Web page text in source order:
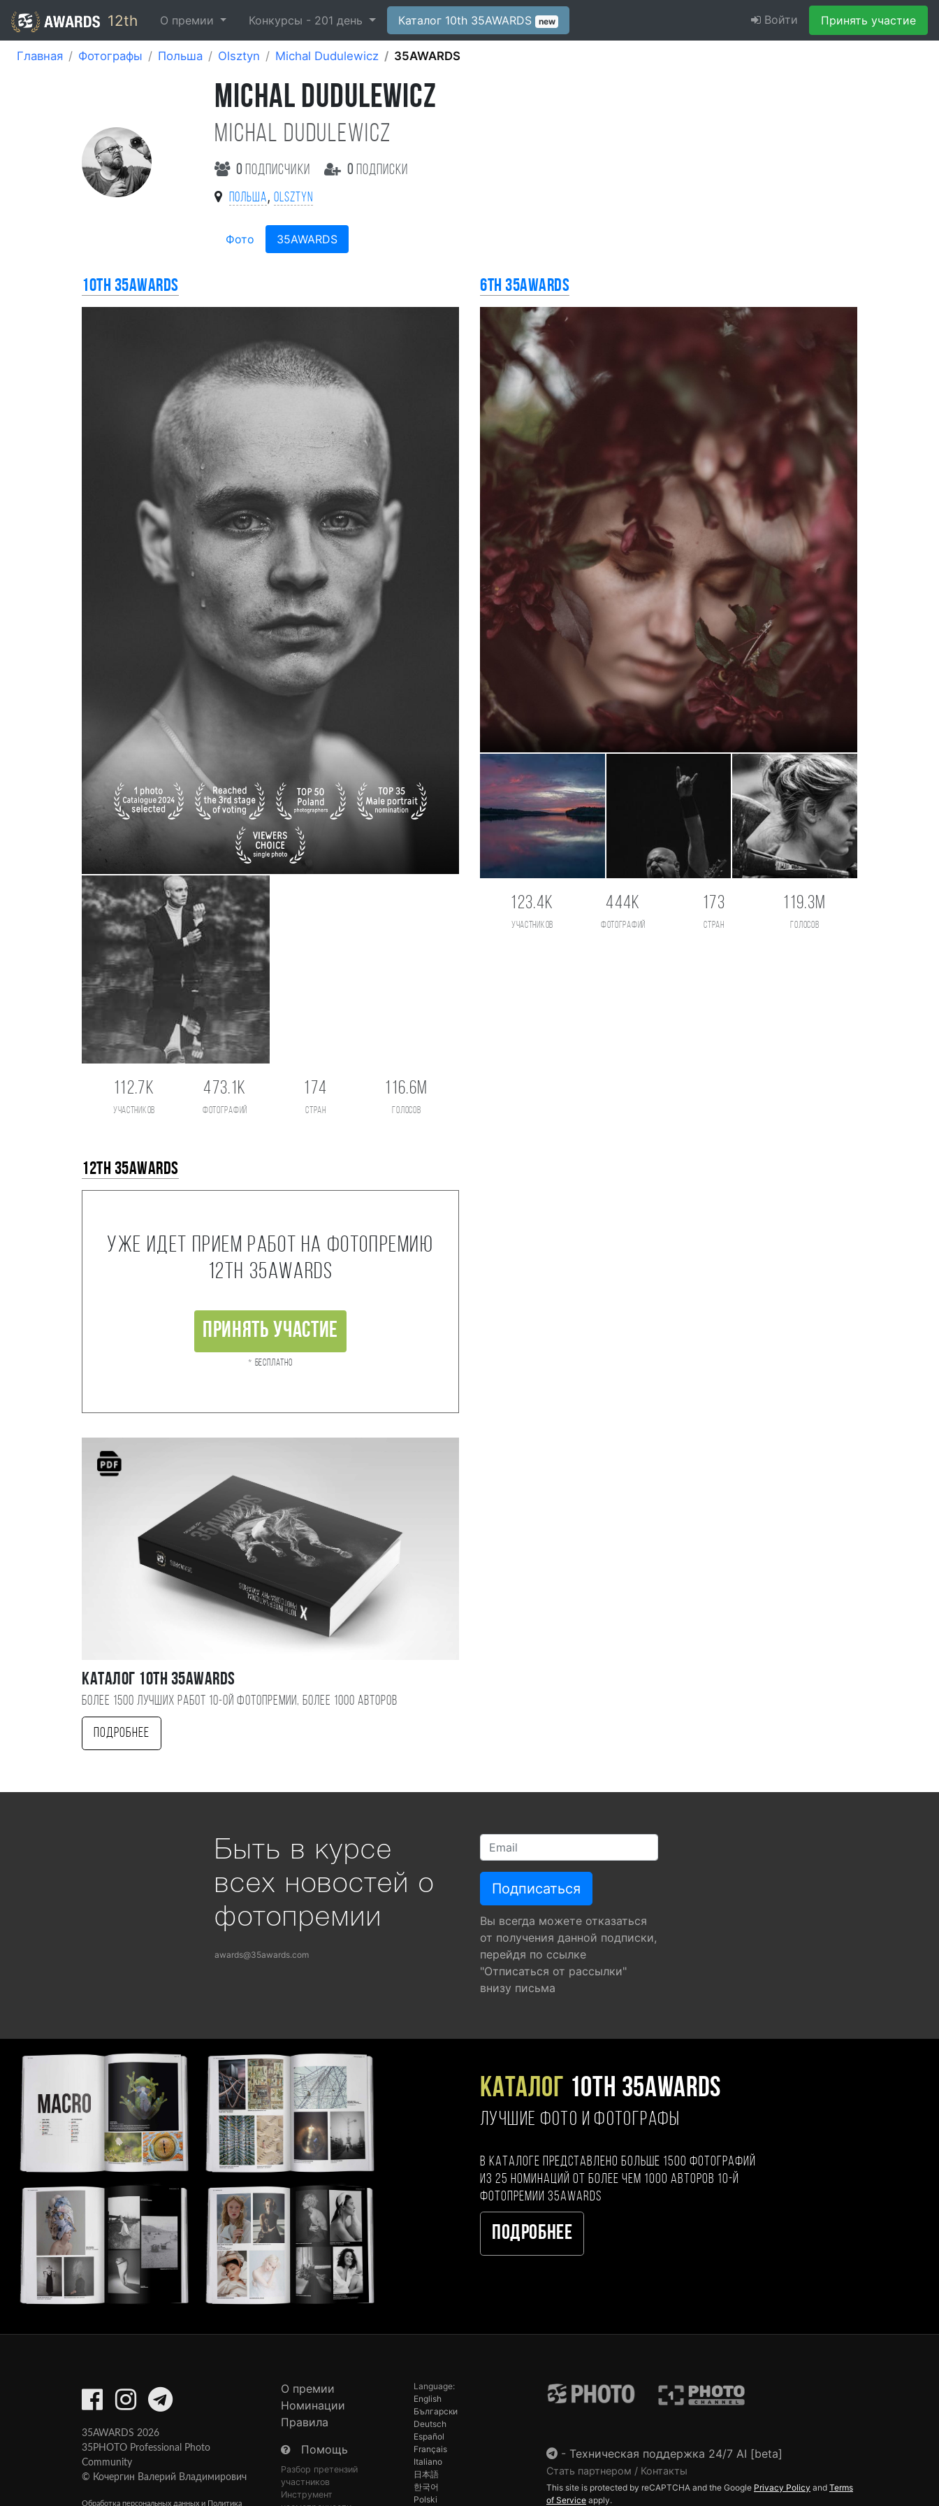
12th О премии Конкурсы - 201 день Каталог 10th 35AWARDS new Войти Принять участие
Главная Фотографы Польша Olsztyn Michal Dudulewicz 35AWARDS
MICHAL DUDULEWICZ
Michal Dudulewicz
0 подписчики 0 подписки
Польша, Olsztyn
Фото 35AWARDS
10th 35AWARDS
112.7K
участников
473.1K
фотографий
174
стран
116.6M
голосов
12th 35AWARDS
Уже идет прием работ на фотопремию
12th 35AWARDS
Принять участие
* Бесплатно
Каталог 10TH 35AWARDS
Более 1500 лучших работ 10-ой фотопремии, более 1000 авторов
Подробнее
6th 35AWARDS
123.4K
участников
444K
фотографий
173
стран
119.3M
голосов
Быть в курсе
всех новостей о
фотопремии
awards@35awards.com
Вы всегда можете отказаться
от получения данной подписки,
перейдя по ссылке
"Отписаться от рассылки"
внизу письма
Каталог 10TH 35AWARDS
ЛУЧШИЕ ФОТО И ФОТОГРАФЫ
В каталоге представлено больше 1500 фотографий
из 25 номинаций от более чем 1000 авторов 10-й
фотопремии 35AWARDS
Подробнее
35AWARDS 2026
35PHOTO Professional Photo
Community
© Кочергин Валерий Владимирович
Обработка персональных данных и Политика
О премии
Номинации
Правила
Помощь
Разбор претензий
участников
Инструмент
Language:
English
Български
Deutsch
Español
Français
Italiano
日本語
한국어
Polski
- Техническая поддержка 24/7 AI [beta]
Стать партнером / Контакты
This site is protected by reCAPTCHA and the Google Privacy Policy and Terms
of Service apply.